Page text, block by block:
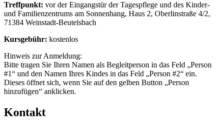
Treffpunkt: vor der Eingangstür der Tagespflege und des Kinder-
und Familienzentrums am Sonnenhang, Haus 2, Oberlinstraße 4/2,
71384 Weinstadt-Beutelsbach
Kursgebühr: kostenlos
Hinweis zur Anmeldung:
Bitte tragen Sie Ihren Namen als Begleitperson in das Feld „Person
#1“ und den Namen Ihres Kindes in das Feld „Person #2“ ein.
Dieses öffnet sich, wenn Sie auf den gelben Button „Person
hinzufügen“ anklicken.
Kontakt